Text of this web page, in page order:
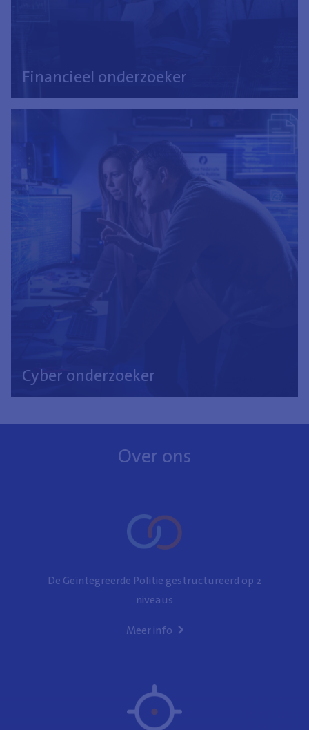
Financieel onderzoeker
Cyber onderzoeker
Over ons
De Geïntegreerde Politie gestructureerd op 2
niveaus
Meer info